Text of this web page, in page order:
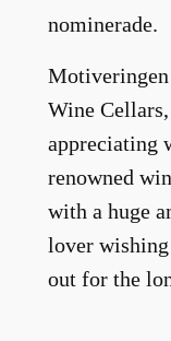
nominerade.
Wine
appreciating
renowned
with a huge
lover
out for the